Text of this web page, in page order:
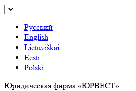
Русский
English
Lietuviškai
Eesti
Polski
Юридическая фирма «ЮРВЕСТ»